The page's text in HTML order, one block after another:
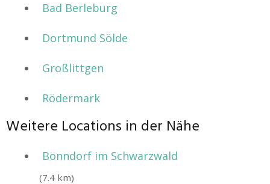
Bad Berleburg
Dortmund Sölde
Großlittgen
Rödermark
Weitere Locations in der Nähe
Bonndorf im Schwarzwald
(7.4 km)